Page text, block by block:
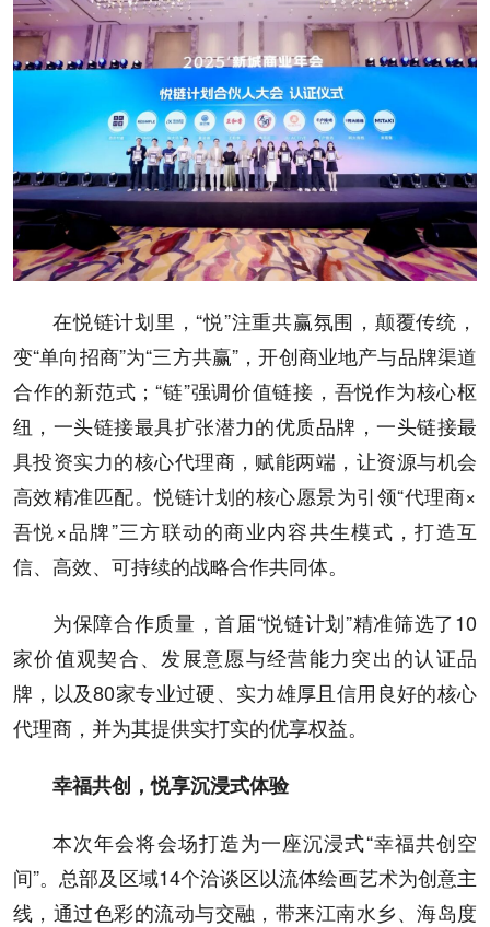
在悦链计划里，“悦”注重共赢氛围，颠覆传统，
变“单向招商”为“三方共赢”，开创商业地产与品牌渠道
合作的新范式；“链”强调价值链接，吾悦作为核心枢
纽，一头链接最具扩张潜力的优质品牌，一头链接最
具投资实力的核心代理商，赋能两端，让资源与机会
高效精准匹配。悦链计划的核心愿景为引领“代理商×
吾悦×品牌”三方联动的商业内容共生模式，打造互
信、高效、可持续的战略合作共同体。
为保障合作质量，首届“悦链计划”精准筛选了10
家价值观契合、发展意愿与经营能力突出的认证品
牌，以及80家专业过硬、实力雄厚且信用良好的核心
代理商，并为其提供实打实的优享权益。
幸福共创，悦享沉浸式体验
本次年会将会场打造为一座沉浸式“幸福共创空
间”。总部及区域14个洽谈区以流体绘画艺术为创意主
线，通过色彩的流动与交融，带来江南水乡、海岛度